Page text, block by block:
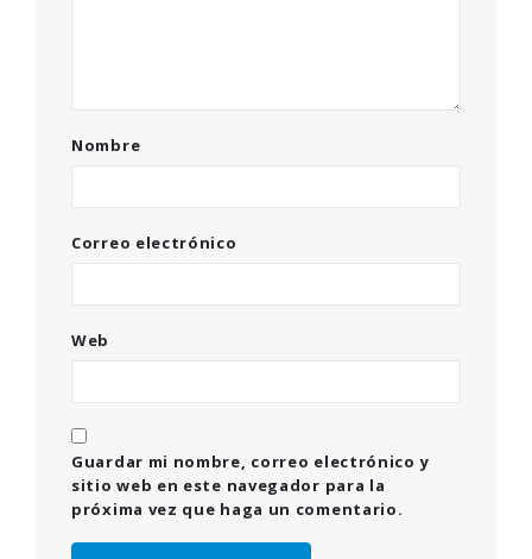
Nombre
Correo electrónico
Web
Guardar mi nombre, correo electrónico y
sitio web en este navegador para la
próxima vez que haga un comentario.